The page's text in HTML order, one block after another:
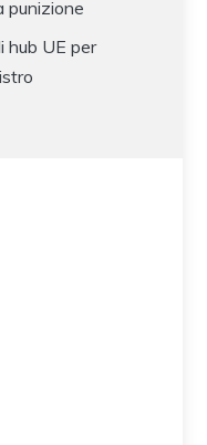
punizione
hub UE per